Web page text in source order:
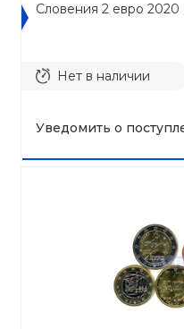
Словения 2 евро 2020
Нет в наличии
Уведомить о